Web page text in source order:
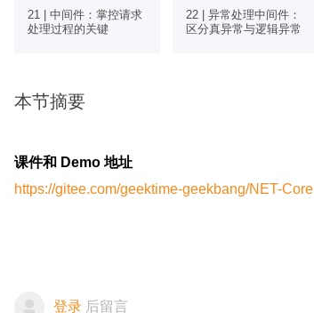
21 | 中间件：掌控请求
处理过程的关键
22 | 异常处理中间件：
区分真异常与逻辑异常
本节摘要
课件和 Demo 地址
https://gitee.com/geektime-geekbang/NET-Core
登录 后留言